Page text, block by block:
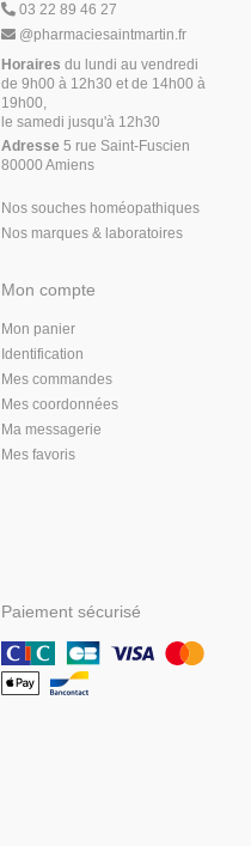
03 22 89 46 27
@pharmaciesaintmartin.fr
Horaires du lundi au vendredi
de 9h00 à 12h30 et de 14h00 à
19h00,
le samedi jusqu'à 12h30
Adresse 5 rue Saint-Fuscien
80000 Amiens
Nos souches homéopathiques
Nos marques & laboratoires
Mon compte
Mon panier
Identification
Mes commandes
Mes coordonnées
Ma messagerie
Mes favoris
Paiement sécurisé